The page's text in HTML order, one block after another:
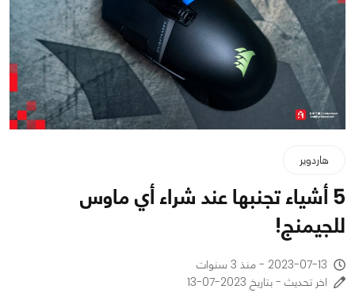
هاردوير
5 أشياء تجنبها عند شراء أي ماوس
للجيمنج!
2023-07-13 - منذ 3 سنوات
اخر تحديث - بتاريخ 2023-07-13